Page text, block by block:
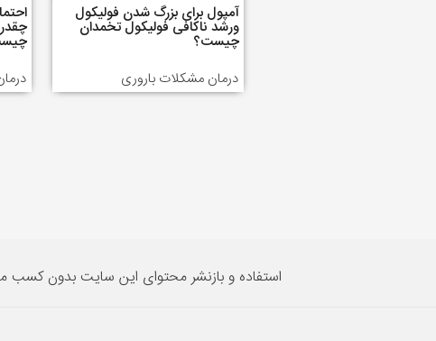
آمپول برای بزرگ شدن فولیکول
ورشد ناکافی فولیکول تخمدان
چیست؟
درمان مشکلات باروری
استفاده و بازنشر محتوای این سایت بدون کسب